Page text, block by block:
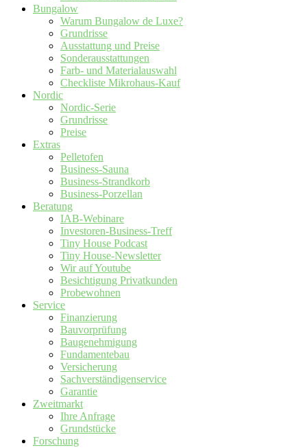
Bungalow
Warum Bungalow de Luxe?
Grundrisse
Ausstattung und Preise
Sonderausstattungen
Farb- und Materialauswahl
Checkliste Mikrohaus-Kauf
Nordic
Nordic-Serie
Grundrisse
Preise
Extras
Pelletofen
Business-Sauna
Business-Strandkorb
Business-Porzellan
Beratung
IAB-Webinare
Investoren-Business-Treff
Tiny House Podcast
Tiny House-Newsletter
Wir auf Youtube
Besichtigung Privatkunden
Probewohnen
Service
Finanzierung
Bauvorprüfung
Baugenehmigung
Fundamentebau
Versicherung
Sachverständigenservice
Garantie
Zweitmarkt
Ihre Anfrage
Grundstücke
Forschung